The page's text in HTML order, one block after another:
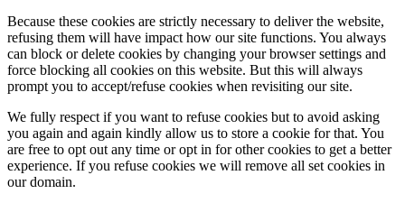
Because these cookies are strictly necessary to deliver the website,
refusing them will have impact how our site functions. You always
can block or delete cookies by changing your browser settings and
force blocking all cookies on this website. But this will always
prompt you to accept/refuse cookies when revisiting our site.
We fully respect if you want to refuse cookies but to avoid asking
you again and again kindly allow us to store a cookie for that. You
are free to opt out any time or opt in for other cookies to get a better
experience. If you refuse cookies we will remove all set cookies in
our domain.